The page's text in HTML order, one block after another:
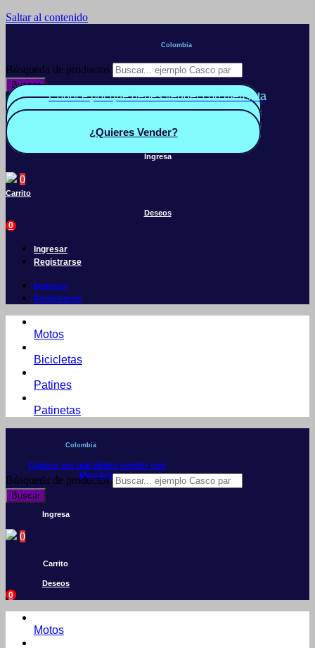
Saltar al contenido
Colombia
Búsqueda de productos
Buscar
Conoce por qué debes vender con mercleta
Quiero Vender
¿Quieres Vender?
Ingresa
0
Carrito
Deseos
0
Ingresar
Registrarse
Ingresar
Registrarse
Motos
Bicicletas
Patines
Patinetas
Colombia
Conoce por qué debes vender con
Mercleta
Búsqueda de productos
Buscar
Ingresa
0
Carrito
Deseos
0
Motos